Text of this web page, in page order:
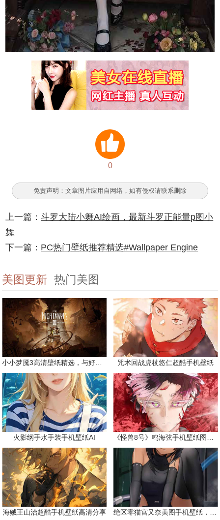
0
免责声明：文章图片应用自网络，如有侵权请联系删除
上一篇：斗罗大陆小舞AI绘画，最新斗罗正能量p图小
舞
下一篇： PC热门壁纸推荐精选#Wallpaper Engine
美图更新 热门美图
咒术回战虎杖悠仁超酷手机壁纸
火影纲手水手装手机壁纸AI
海贼王山治超酷手机壁纸高清分享